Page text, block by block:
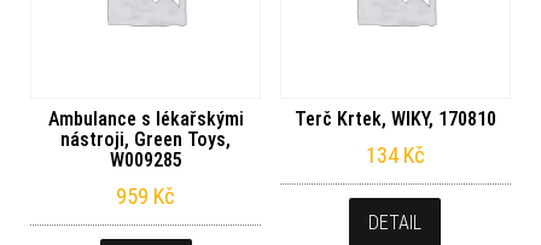
Ambulance s lékařskými
nástroji, Green Toys,
W009285
959 Kč
Terč Krtek, WIKY, 170810
134 Kč
DETAIL